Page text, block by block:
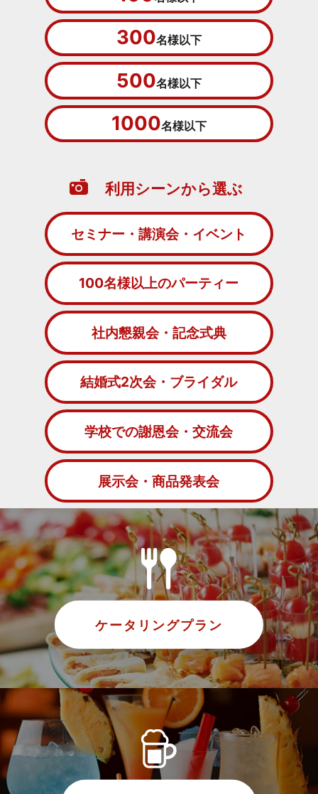
300名様以下
500名様以下
1000名様以下
利用シーンから選ぶ
セミナー・講演会・イベント
100名様以上のパーティー
社内懇親会・記念式典
結婚式2次会・ブライダル
学校での謝恩会・交流会
展示会・商品発表会
ケータリングプラン